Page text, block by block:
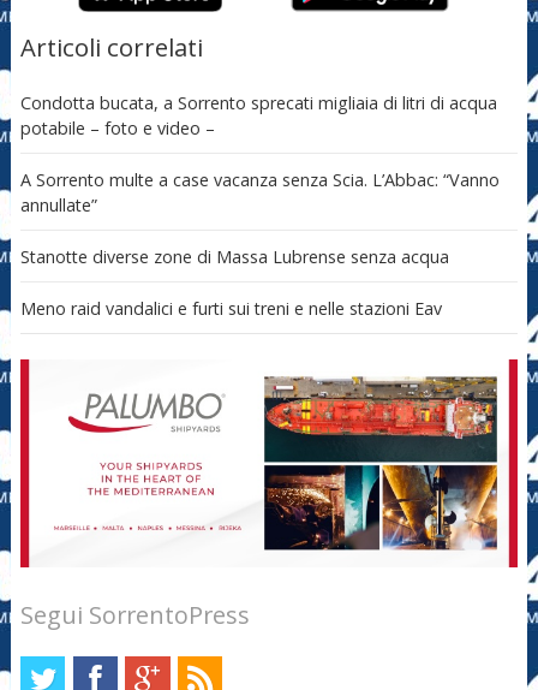
Articoli correlati
Condotta bucata, a Sorrento sprecati migliaia di litri di acqua
potabile – foto e video –
A Sorrento multe a case vacanza senza Scia. L’Abbac: “Vanno
annullate”
Stanotte diverse zone di Massa Lubrense senza acqua
Meno raid vandalici e furti sui treni e nelle stazioni Eav
Segui SorrentoPress